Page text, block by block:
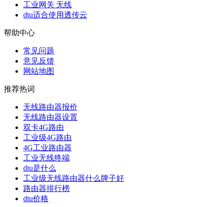
工业网关 无线
dtu适合使用透传云
帮助中心
常见问题
意见反馈
网站地图
推荐热词
无线路由器报价
无线路由器设置
双卡4G路由
工业级4G路由
4G工业路由器
工业无线终端
dtu是什么
工业级无线路由器什么牌子好
路由器排行榜
dtu价格